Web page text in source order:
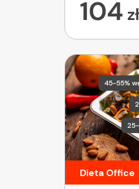
104 zł
45-55%
Dieta Office